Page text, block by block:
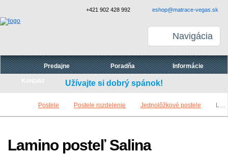
Užívajte si dobrý spánok!
Postele Postele rozdelenie Jednolôžkové postele Lamino posteľ Salina
Lamino posteľ Salina
+421 902 428 992 eshop@matrace-vegas.sk
Navigácia
Predajne Poradňa Informácie
Kontakt